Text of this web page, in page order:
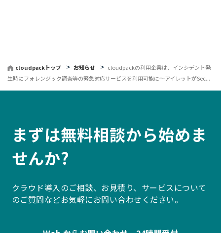
cloudpackトップ お知らせ
cloudpackの利用企業は、インシデント発
生時にフォレンジック調査等の緊急対応サービスを利用可能に〜アイレットがSec...
まずは無料相談から始めま
せんか?
クラウド導入のご相談、お見積り、サービスについて
のご質問などお気軽にお問い合わせください。